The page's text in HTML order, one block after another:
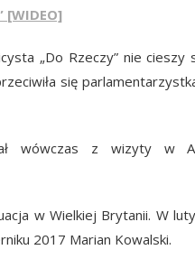
„Do Rzeczy” nie
się
wówczas z wizyty w
w Wielkiej Brytanii. W
2017 Marian Kowalski.